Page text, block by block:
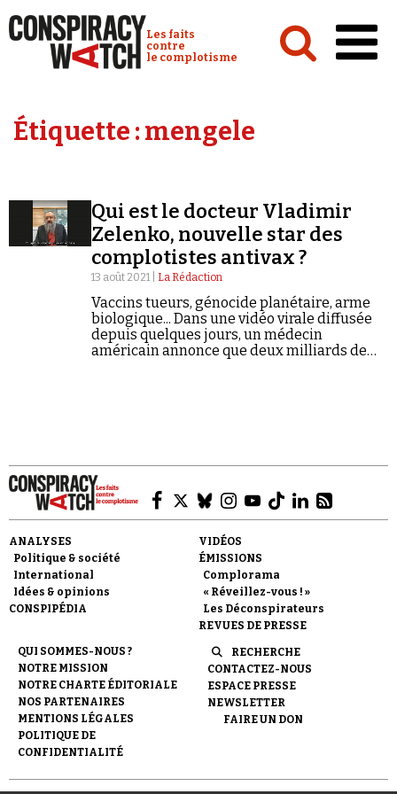
Conspiracy Watch :
Les faits
contre
le complotisme
Analyses
Vidéos
Émissions
Revues de presse
Faire un don
Demander à Vera
Étiquette :mengele
Qui est le docteur Vladimir
Zelenko, nouvelle star des
complotistes antivax ?
13 août 2021 | La Rédaction
Vaccins tueurs, génocide planétaire, arme
biologique... Dans une vidéo virale diffusée
depuis quelques jours, un médecin
américain annonce que deux milliards de
ANALYSES
Politique & société
International
Idées & opinions
CONSPIPÉDIA
VIDÉOS
ÉMISSIONS
Complorama
« Réveillez-vous ! »
Les Déconspirateurs
REVUES DE PRESSE
QUI SOMMES-NOUS ?
NOTRE MISSION
NOTRE CHARTE ÉDITORIALE
NOS PARTENAIRES
MENTIONS LÉGALES
POLITIQUE DE
CONFIDENTIALITÉ
RECHERCHE
CONTACTEZ-NOUS
ESPACE PRESSE
NEWSLETTER
FAIRE UN DON